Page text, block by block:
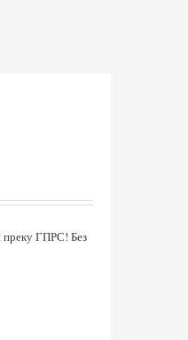
преку ГПРС! Без